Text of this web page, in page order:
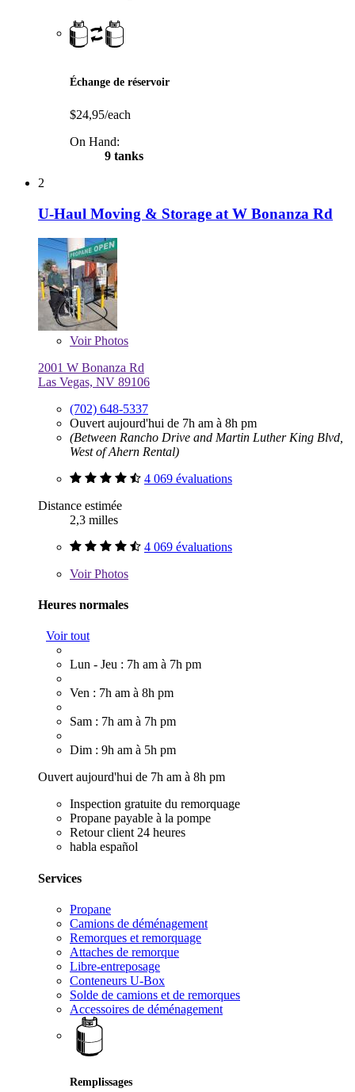
Échange de réservoir
$24,95/each
On Hand:
9 tanks
2
U-Haul Moving & Storage at W Bonanza Rd
VoirPhotos
2001 W Bonanza Rd
Las Vegas, NV 89106
(702) 648-5337
Ouvert aujourd'hui de 7h am à 8h pm
(Between Rancho Drive and Martin Luther King Blvd,
West of Ahern Rental)
4 069 évaluations
Distance estimée
2,3 milles
4 069 évaluations
VoirPhotos
Heures normales
Voir tout
Lun - Jeu : 7h am à 7h pm
Ven : 7h am à 8h pm
Sam : 7h am à 7h pm
Dim : 9h am à 5h pm
Ouvert aujourd'hui de 7h am à 8h pm
Inspection gratuite du remorquage
Propane payable à la pompe
Retour client 24 heures
habla español
Services
Propane
Camions de déménagement
Remorques et remorquage
Attaches de remorque
Libre-entreposage
Conteneurs U-Box
Solde de camions et de remorques
Accessoires de déménagement
Remplissages